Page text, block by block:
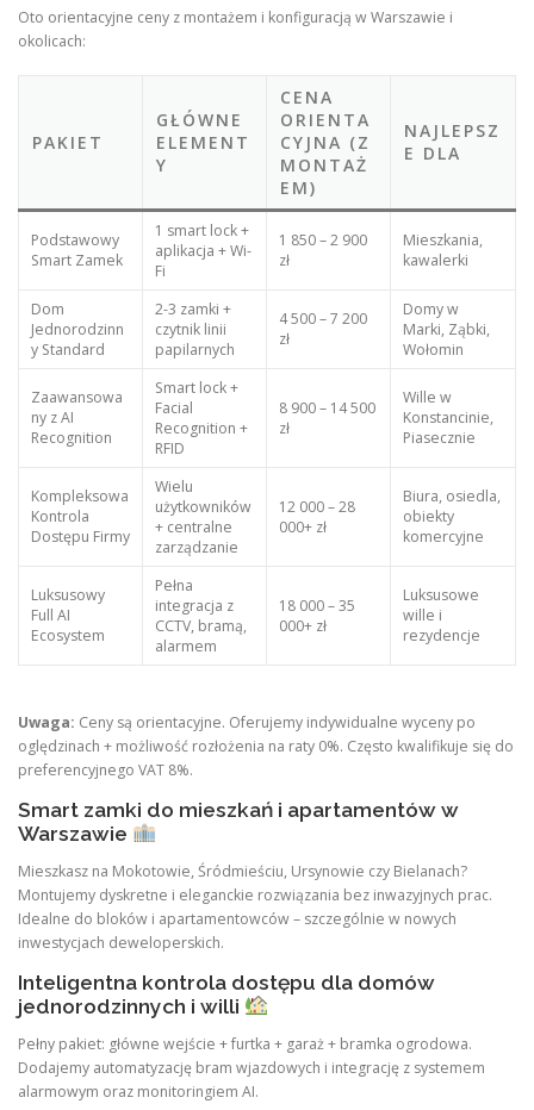
Oto orientacyjne ceny z montażem i konfiguracją w Warszawie i
okolicach:
PAKIET
GŁÓWNE
ELEMENT
Y
CENA
ORIENTA
CYJNA (Z
MONTAŻ
EM)
NAJLEPSZ
E DLA
Podstawowy
Smart Zamek
1 smart lock +
aplikacja + Wi-
Fi
1 850 – 2 900
zł
Mieszkania,
kawalerki
Dom
Jednorodzinn
y Standard
2-3 zamki +
czytnik linii
papilarnych
4 500 – 7 200
zł
Domy w
Marki, Ząbki,
Wołomin
Zaawansowa
ny z AI
Recognition
Smart lock +
Facial
Recognition +
RFID
8 900 – 14 500
zł
Wille w
Konstancinie,
Piasecznie
Kompleksowa
Kontrola
Dostępu Firmy
Wielu
użytkowników
+ centralne
zarządzanie
12 000 – 28
000+ zł
Biura, osiedla,
obiekty
komercyjne
Luksusowy
Full AI
Ecosystem
Pełna
integracja z
CCTV, bramą,
alarmem
18 000 – 35
000+ zł
Luksusowe
wille i
rezydencje
Uwaga: Ceny są orientacyjne. Oferujemy indywidualne wyceny po
oględzinach + możliwość rozłożenia na raty 0%. Często kwalifikuje się do
preferencyjnego VAT 8%.
Smart zamki do mieszkań i apartamentów w
Warszawie
Mieszkasz na Mokotowie, Śródmieściu, Ursynowie czy Bielanach?
Montujemy dyskretne i eleganckie rozwiązania bez inwazyjnych prac.
Idealne do bloków i apartamentowców – szczególnie w nowych
inwestycjach deweloperskich.
Inteligentna kontrola dostępu dla domów
jednorodzinnych i willi
Pełny pakiet: główne wejście + furtka + garaż + bramka ogrodowa.
Dodajemy automatyzację bram wjazdowych i integrację z systemem
alarmowym oraz monitoringiem AI.